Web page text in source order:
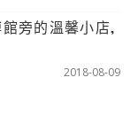
旁的溫馨小店,
2018-08-09